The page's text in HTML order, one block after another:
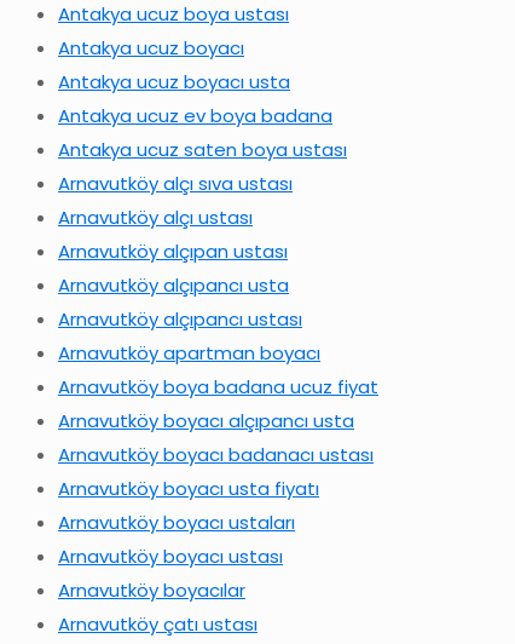
Antakya ucuz boya ustası
Antakya ucuz boyacı
Antakya ucuz boyacı usta
Antakya ucuz ev boya badana
Antakya ucuz saten boya ustası
Arnavutköy alçı sıva ustası
Arnavutköy alçı ustası
Arnavutköy alçıpan ustası
Arnavutköy alçıpancı usta
Arnavutköy alçıpancı ustası
Arnavutköy apartman boyacı
Arnavutköy boya badana ucuz fiyat
Arnavutköy boyacı alçıpancı usta
Arnavutköy boyacı badanacı ustası
Arnavutköy boyacı usta fiyatı
Arnavutköy boyacı ustaları
Arnavutköy boyacı ustası
Arnavutköy boyacılar
Arnavutköy çatı ustası